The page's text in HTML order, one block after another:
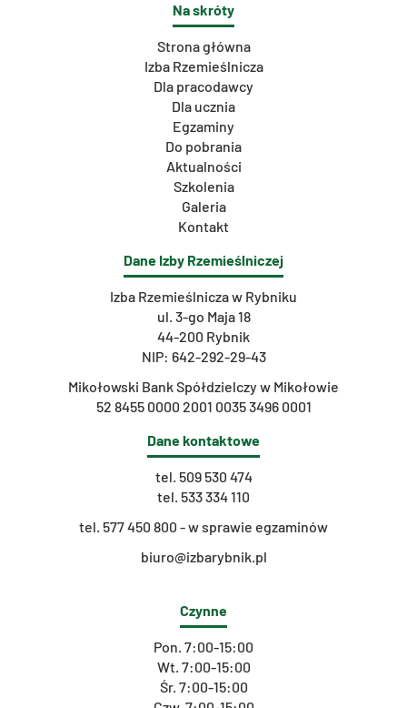
Na skróty
Strona główna
Izba Rzemieślnicza
Dla pracodawcy
Dla ucznia
Egzaminy
Do pobrania
Aktualności
Szkolenia
Galeria
Kontakt
Dane Izby Rzemieślniczej
Izba Rzemieślnicza w Rybniku
ul. 3-go Maja 18
44-200 Rybnik
NIP: 642-292-29-43
Mikołowski Bank Spółdzielczy w Mikołowie
52 8455 0000 2001 0035 3496 0001
Dane kontaktowe
tel. 509 530 474
tel. 533 334 110
tel. 577 450 800 - w sprawie egzaminów
biuro@izbarybnik.pl
Czynne
Pon. 7:00-15:00
Wt. 7:00-15:00
Śr. 7:00-15:00